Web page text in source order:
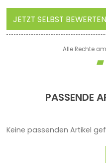
JETZT SELBST BEWERTEN
Alle Rechte
PASSENDE
Keine passenden Artikel